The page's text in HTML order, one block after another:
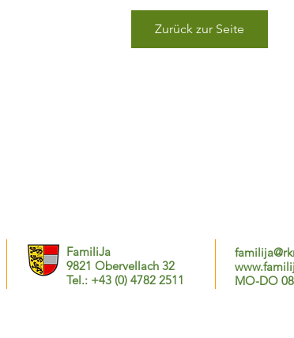
Zurück zur Seite
FamiliJa
9821 Obervellach 32
Tel.: +43 (0) 4782 2511
MO-DO